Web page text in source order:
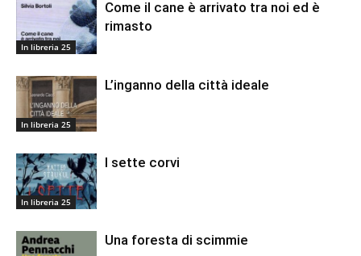
In libreria 25
Come il cane è arrivato tra noi ed è
rimasto
In libreria 25
L’inganno della città ideale
In libreria 25
I sette corvi
Una foresta di scimmie